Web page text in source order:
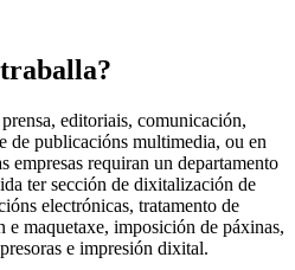
editoriais, comunicación,
de publicacións multimedia, ou en
empresas requiran un departamento
ter sección de dixitalización de
electrónicas, tratamento de
e maquetaxe, imposición de páxinas,
e impresión dixital.